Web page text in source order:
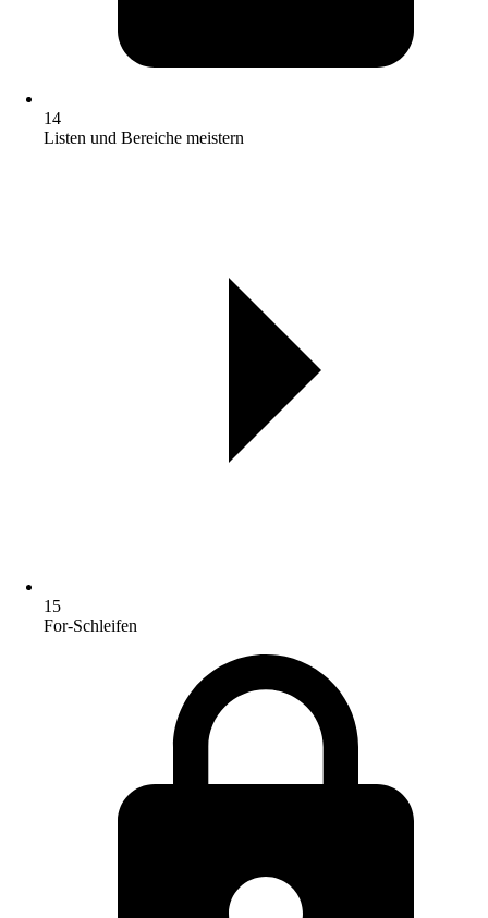
14
Listen und Bereiche meistern
15
For-Schleifen